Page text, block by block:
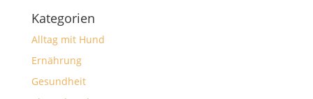
Kategorien
Alltag mit Hund
Ernährung
Gesundheit